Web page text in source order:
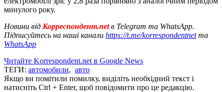
минулого року.
Новини від Корреспондент.netв Telegram та WhatsApp.
Підписуйтесь на наші канали https://t.me/korrespondentnetта
WhatsApp
Читайте Korrespondent.net в Google News
ТЕГИ: автомобили, авто
Якщо ви помітили помилку, виділіть необхідний текст і
натисніть Ctrl + Enter, щоб повідомити про це редакцію.